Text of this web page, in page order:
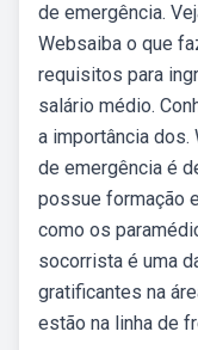
de emergência.
Websaiba o que
requisitos para
salário médio.
a importância
de emergência é
possue formação
como os
socorrista é uma
gratificantes na
estão na linha de